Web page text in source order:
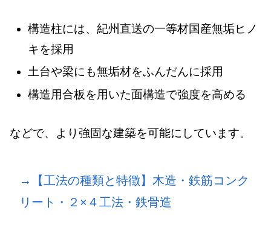
構造柱には、紀州直送の一等材国産無垢ヒノ
キを採用
土台や梁にも無垢材をふんだんに採用
構造用合板を用いた面構造で強度を高める
などで、より強固な建築を可能にしています。
→【工法の種類と特徴】木造・鉄筋コンク
リート・２×４工法・鉄骨造